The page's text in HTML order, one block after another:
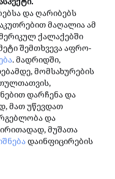
და ღარიბებს
მაღალია ამ
ქალაქებში
შემთხვევა აფრო-
. მადრიდში,
მომსახურების
დარჩენა და
მათ უწევდათ
და
მუშათა
დაინფიცირების